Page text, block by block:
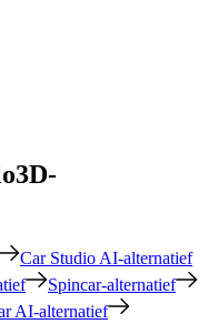
Car Studio AI-alternatief
Spincar-alternatief
AI-alternatief